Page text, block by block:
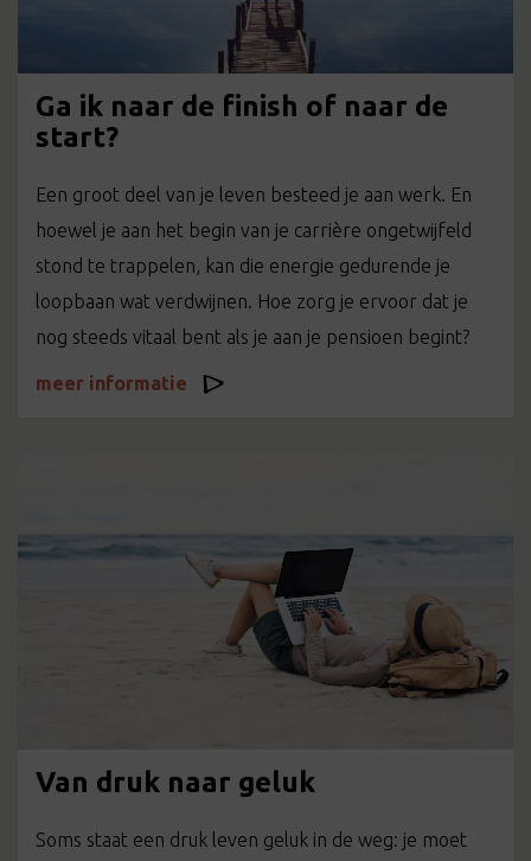
Ga ik naar de finish of naar de
start?
Een groot deel van je leven besteed je aan werk. En
hoewel je aan het begin van je carrière ongetwijfeld
stond te trappelen, kan die energie gedurende je
loopbaan wat verdwijnen. Hoe zorg je ervoor dat je
nog steeds vitaal bent als je aan je pensioen begint?
meer informatie
Van druk naar geluk
Soms staat een druk leven geluk in de weg: je moet